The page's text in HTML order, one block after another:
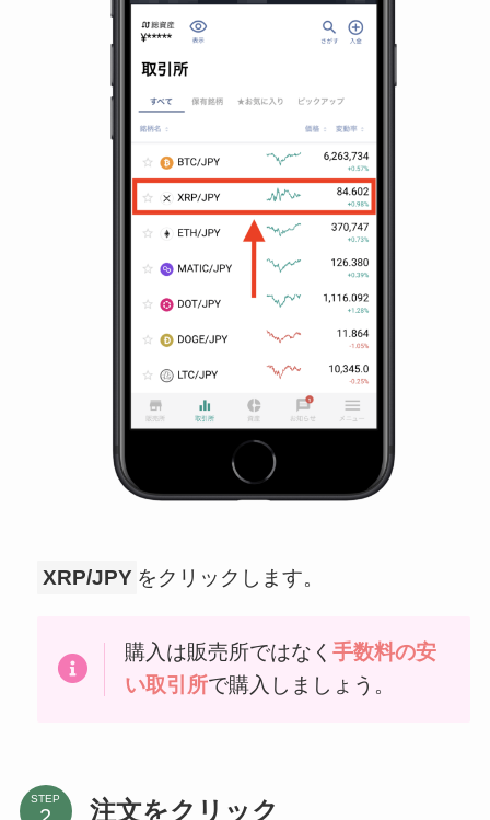
XRP/JPY をクリックします。
購入は販売所ではなく 手数料の安
い取引所で購入しましょう。
STEP 注文をクリック